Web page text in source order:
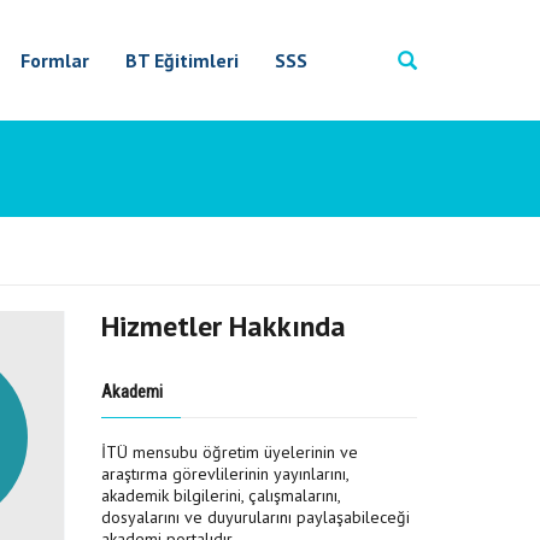
Formlar BT Eğitimleri SSS
Hizmetler Hakkında
Akademi
İTÜ mensubu öğretim üyelerinin ve
araştırma görevlilerinin yayınlarını,
akademik bilgilerini, çalışmalarını,
dosyalarını ve duyurularını paylaşabileceği